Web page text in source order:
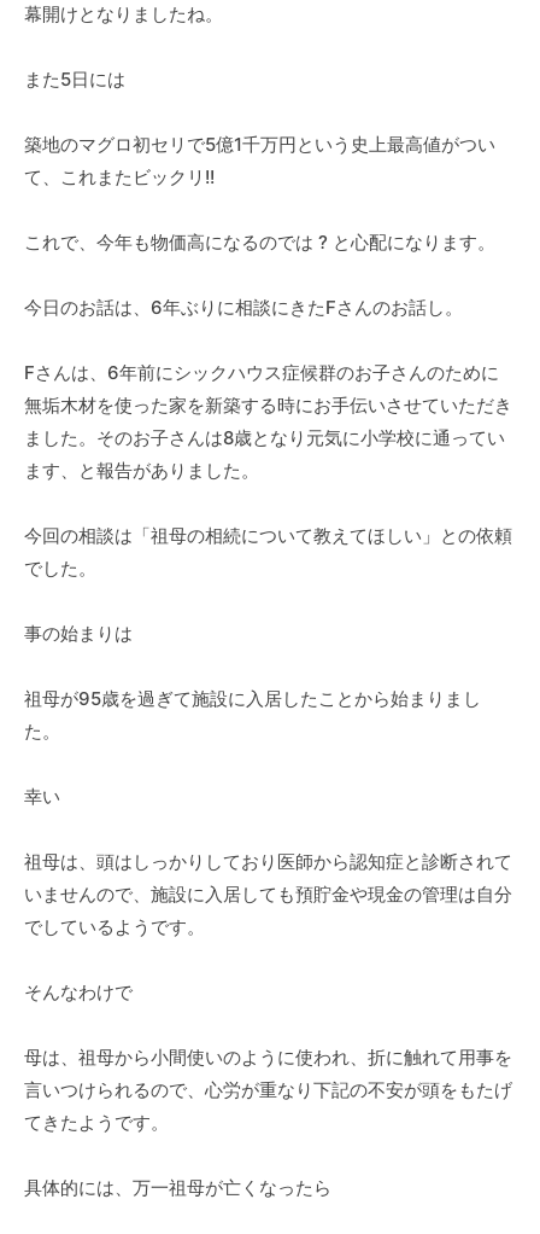
幕開けとなりましたね。
また5日には
築地のマグロ初セリで5億1千万円という史上最高値がつい
て、これまたビックリ!!
これで、今年も物価高になるのでは ? と心配になります。
今日のお話は、6年ぶりに相談にきたFさんのお話し。
Fさんは、6年前にシックハウス症候群のお子さんのために
無垢木材を使った家を新築する時にお手伝いさせていただき
ました。そのお子さんは8歳となり元気に小学校に通ってい
ます、と報告がありました。
今回の相談は「祖母の相続について教えてほしい」との依頼
でした。
事の始まりは
祖母が95歳を過ぎて施設に入居したことから始まりまし
た。
幸い
祖母は、頭はしっかりしており医師から認知症と診断されて
いませんので、施設に入居しても預貯金や現金の管理は自分
でしているようです。
そんなわけで
母は、祖母から小間使いのように使われ、折に触れて用事を
言いつけられるので、心労が重なり下記の不安が頭をもたげ
てきたようです。
具体的には、万一祖母が亡くなったら